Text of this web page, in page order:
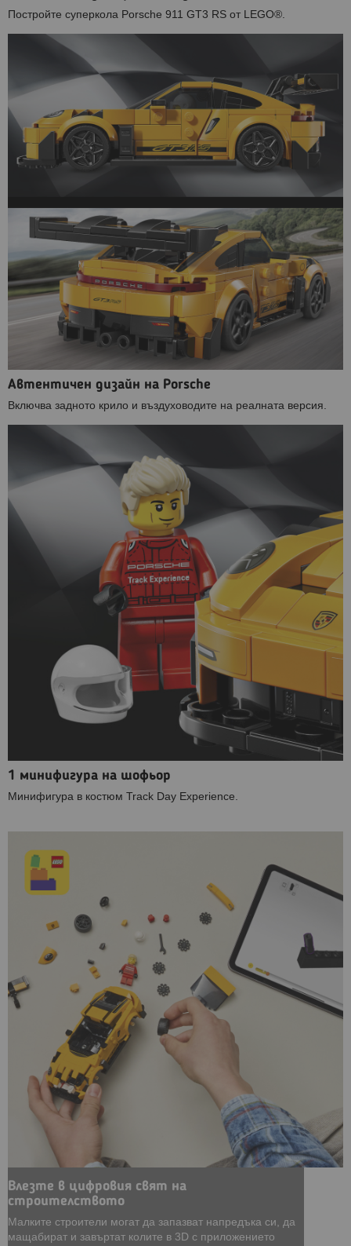
Постройте суперкола Porsche 911 GT3 RS от LEGO®.
Автентичен дизайн на Porsche
Включва задното крило и въздуховодите на реалната версия.
1 минифигура на шофьор
Минифигура в костюм Track Day Experience.
Влезте в цифровия свят на
строителството
Малките строители могат да запазват напредъка си, да
мащабират и завъртат колите в 3D с приложението